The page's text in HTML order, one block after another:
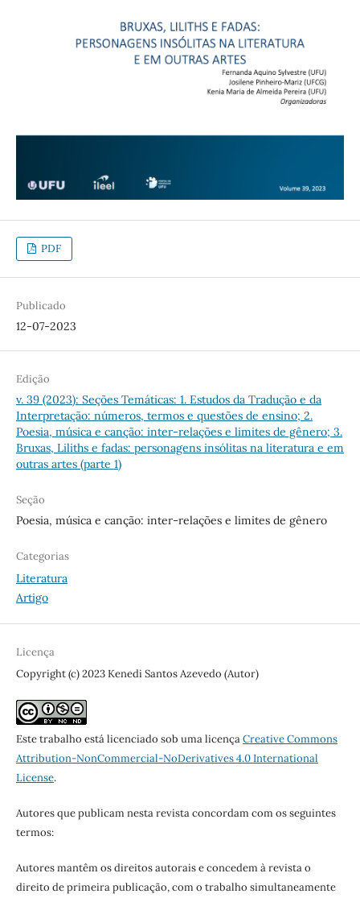
PDF
Publicado
12-07-2023
Edição
v. 39 (2023): Seções Temáticas: 1. Estudos da Tradução e da
Interpretação: números, termos e questões de ensino; 2.
Poesia, música e canção: inter-relações e limites de gênero; 3.
Bruxas, Liliths e fadas: personagens insólitas na literatura e em
outras artes (parte 1)
Seção
Poesia, música e canção: inter-relações e limites de gênero
Categorias
Literatura
Artigo
Licença
Copyright (c) 2023 Kenedi Santos Azevedo (Autor)
Este trabalho está licenciado sob uma licençaCreative Commons
Attribution-NonCommercial-NoDerivatives 4.0 International
License.
Autores que publicam nesta revista concordam com os seguintes
termos:
Autores mantêm os direitos autorais e concedem à revista o
direito de primeira publicação, com o trabalho simultaneamente